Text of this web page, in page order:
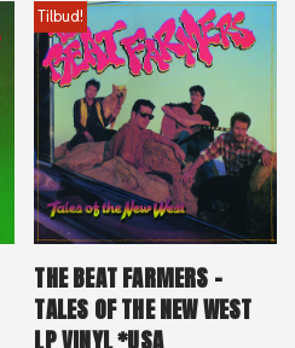
Tilbud!
THE BEAT FARMERS –
TALES OF THE NEW WEST
LP VINYL *USA